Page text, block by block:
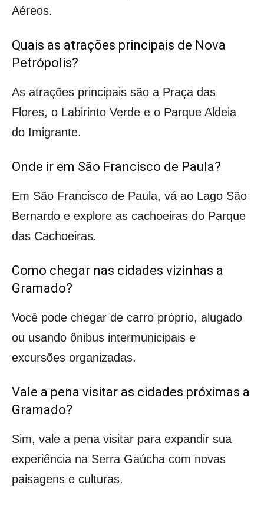
Aéreos.
Quais as atrações principais de Nova
Petrópolis?
As atrações principais são a Praça das
Flores, o Labirinto Verde e o Parque Aldeia
do Imigrante.
Onde ir em São Francisco de Paula?
Em São Francisco de Paula, vá ao Lago São
Bernardo e explore as cachoeiras do Parque
das Cachoeiras.
Como chegar nas cidades vizinhas a
Gramado?
Você pode chegar de carro próprio, alugado
ou usando ônibus intermunicipais e
excursões organizadas.
Vale a pena visitar as cidades próximas a
Gramado?
Sim, vale a pena visitar para expandir sua
experiência na Serra Gaúcha com novas
paisagens e culturas.